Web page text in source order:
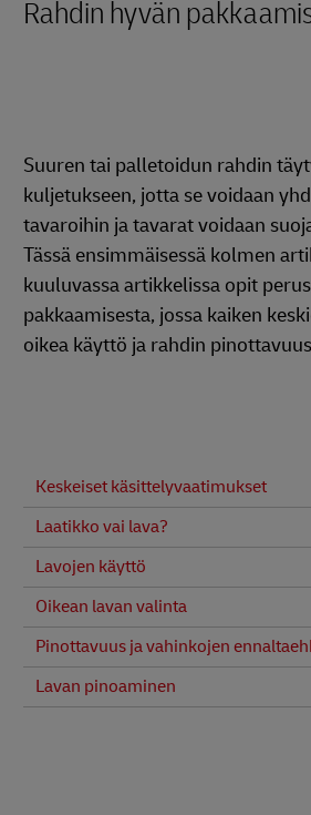
Rahdin hyvän
Suuren tai palletoidun rahdin
kuljetukseen, jotta se voidaan
tavaroihin ja tavarat voidaan
Tässä ensimmäisessä kolmen
kuuluvassa artikkelissa opit
pakkaamisesta, jossa kaiken
oikea käyttö ja rahdin
Keskeiset käsittelyvaatimukset
Laatikko vai lava?
Lavojen käyttö
Oikean lavan valinta
Pinottavuus ja vahinkojen
Lavan pinoaminen